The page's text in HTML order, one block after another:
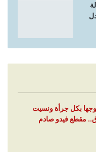
بكل جرأة ونسيت
مقطع فيدو صادم